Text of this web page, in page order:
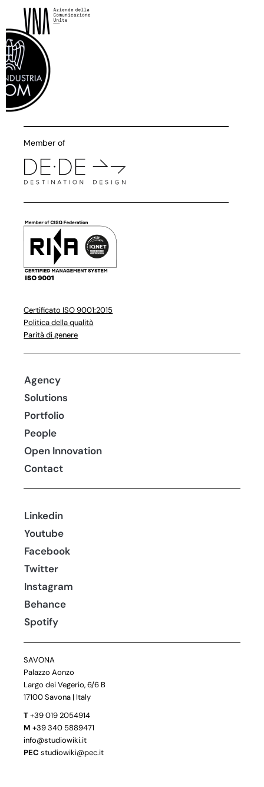
Member of
Certificato ISO 9001:2015
Politica della qualità
Parità di genere
Agency
Solutions
Portfolio
People
Open Innovation
Contact
Linkedin
Youtube
Facebook
Twitter
Instagram
Behance
Spotify
SAVONA
Palazzo Aonzo
Largo dei Vegerio, 6/6 B
17100 Savona | Italy
T+39 019 2054914
M +39 340 5889471
info@studiowiki.it
PEC studiowiki@pec.it